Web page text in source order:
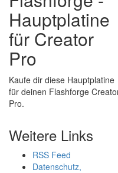
Hauptplatine
für Creator
Pro
Kaufe dir diese Hauptplatine
für deinen Flashforge
Pro.
Weitere Links
RSS Feed
Datenschutz,